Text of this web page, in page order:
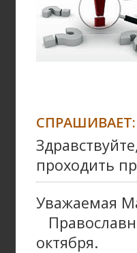
СПРАШИВАЕТ:
проходить
Уважаемая
октября.